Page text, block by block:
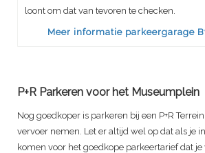
loont om dat van tevoren te checken.
Meer informatie parkeergarage
P+R Parkeren voor het Museumplein
Nog goedkoper is parkeren bij een P+R
vervoer nemen. Let er altijd wel op dat als je
komen voor het goedkope parkeertarief dat je